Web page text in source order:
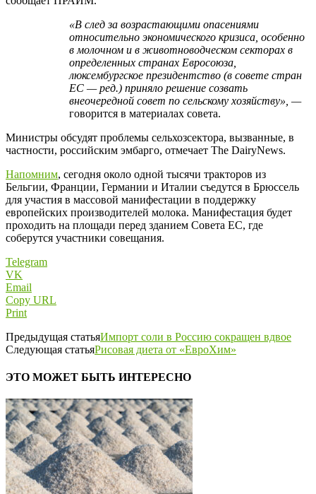
«В след за возрастающими опасениями
относительно экономического кризиса, особенно
в молочном и в животноводческом секторах в
определенных странах Евросоюза,
люксембургское президентство (в совете стран
ЕС — ред.) приняло решение созвать
внеочередной совет по сельскому хозяйству», —
говорится в материалах совета.
Министры обсудят проблемы сельхозсектора, вызванные, в
частности, российским эмбарго, отмечает The DairyNews.
Напомним, сегодня около одной тысячи тракторов из
Бельгии, Франции, Германии и Италии съедутся в Брюссель
для участия в массовой манифестации в поддержку
европейских производителей молока. Манифестация будет
проходить на площади перед зданием Совета ЕС, где
соберутся участники совещания.
Telegram
VK
Email
Copy URL
Print
Предыдущая статьяИмпорт соли в Россию сокращен вдвое
Следующая статьяРисовая диета от «ЕвроХим»
ЭТО МОЖЕТ БЫТЬ ИНТЕРЕСНО